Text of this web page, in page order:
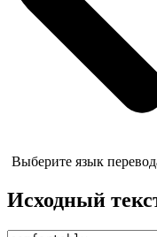
Выберите язык
Исходный